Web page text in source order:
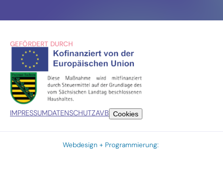
IMPRESSUMDATENSCHUTZAVB Cookies
GEFÖRDERT DURCH
Webdesign + Programmierung: